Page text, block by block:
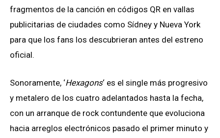
fragmentos de la canción en códigos QR en vallas
publicitarias de ciudades como Sídney y Nueva York
para que los fans los descubrieran antes del estreno
oficial.
Sonoramente, ‘Hexagons‘ es el single más progresivo
y metalero de los cuatro adelantados hasta la fecha,
con un arranque de rock contundente que evoluciona
hacia arreglos electrónicos pasado el primer minuto y